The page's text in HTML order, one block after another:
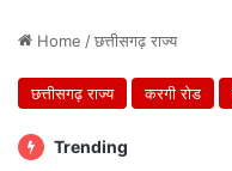
Home /छत्तीसगढ़ राज्य
छत्तीसगढ़ राज्य करगी रोड
Trending